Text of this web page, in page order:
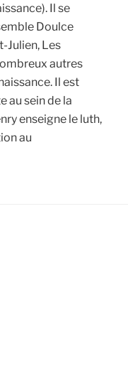
Il se
Doulce
Julien, Les
autres
Il est
au sein de la
enseigne le luth,
au